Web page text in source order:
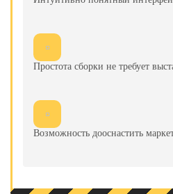
Простота сборки не требует
Возможность дооснастить